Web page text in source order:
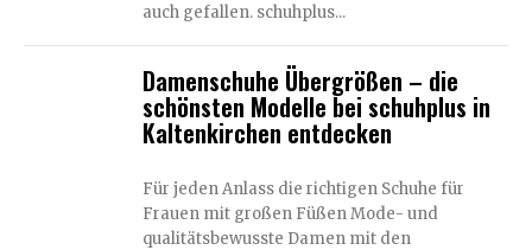
auch gefallen. schuhplus...
Damenschuhe Übergrößen – die
schönsten Modelle bei schuhplus in
Kaltenkirchen entdecken
Für jeden Anlass die richtigen Schuhe für
Frauen mit großen Füßen Mode- und
qualitätsbewusste Damen mit den